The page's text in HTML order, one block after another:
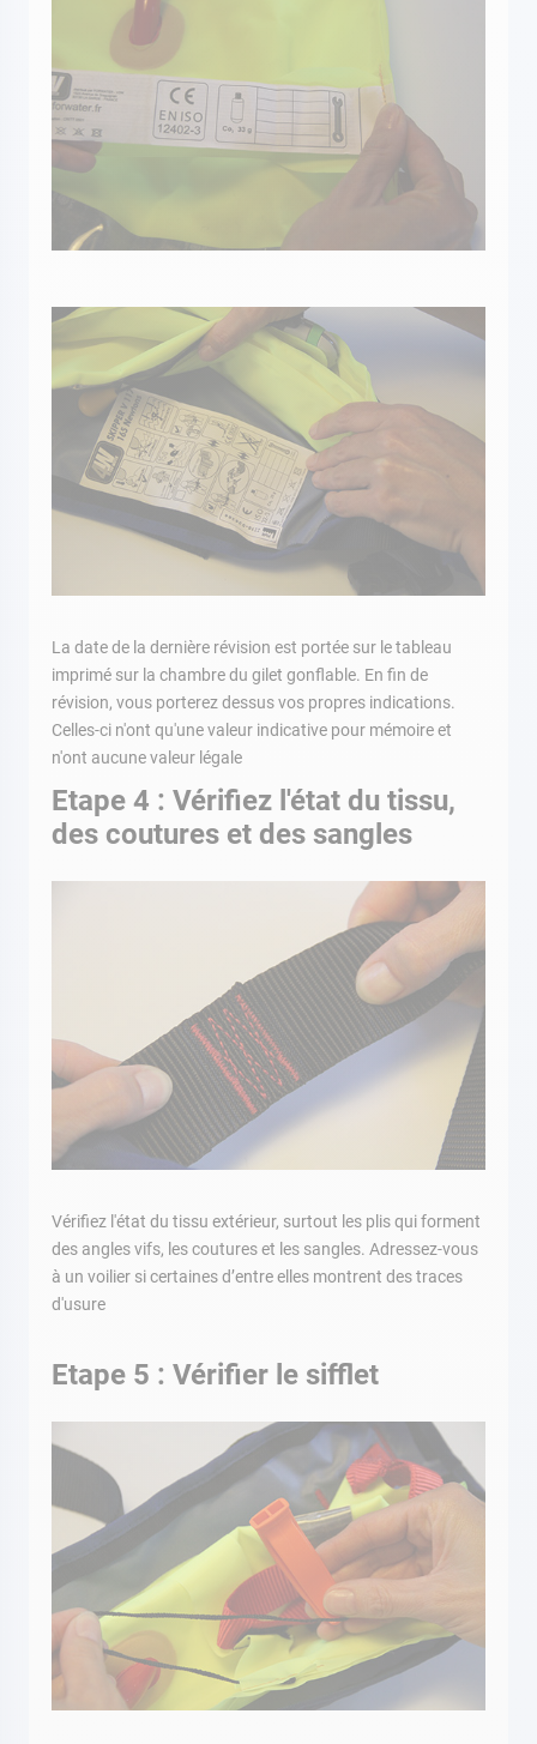
La date de la dernière révision est portée sur le tableau
imprimé sur la chambre du gilet gonflable. En fin de
révision, vous porterez dessus vos propres indications.
Celles-ci n'ont qu'une valeur indicative pour mémoire et
n'ont aucune valeur légale
Etape 4 : Vérifiez l'état du tissu,
des coutures et des sangles
Vérifiez l'état du tissu extérieur, surtout les plis qui forment
des angles vifs, les coutures et les sangles. Adressez-vous
à un voilier si certaines d’entre elles montrent des traces
d'usure
Etape 5 : Vérifier le sifflet